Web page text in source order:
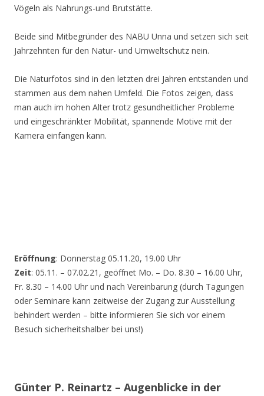
Vögeln als Nahrungs-und Brutstätte.
Beide sind Mitbegründer des NABU Unna und setzen sich seit
Jahrzehnten für den Natur- und Umweltschutz nein.
Die Naturfotos sind in den letzten drei Jahren entstanden und
stammen aus dem nahen Umfeld. Die Fotos zeigen, dass
man auch im hohen Alter trotz gesundheitlicher Probleme
und eingeschränkter Mobilität, spannende Motive mit der
Kamera einfangen kann.
Eröffnung: Donnerstag 05.11.20, 19.00 Uhr
Zeit: 05.11. – 07.02.21, geöffnet Mo. – Do. 8.30 – 16.00 Uhr,
Fr. 8.30 – 14.00 Uhr und nach Vereinbarung (durch Tagungen
oder Seminare kann zeitweise der Zugang zur Ausstellung
behindert werden – bitte informieren Sie sich vor einem
Besuch sicherheitshalber bei uns!)
Günter P. Reinartz – Augenblicke in der